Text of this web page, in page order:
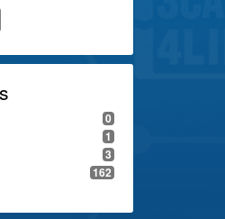
0
1
3
162